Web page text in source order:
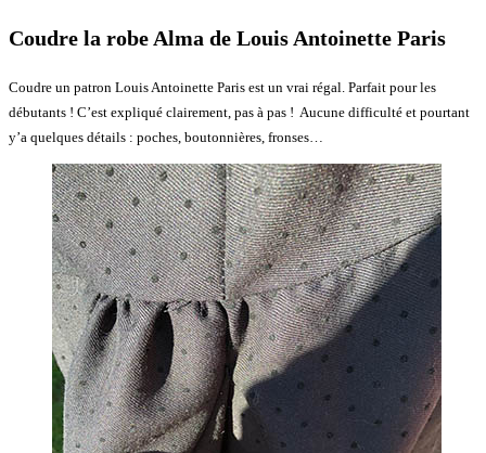
Coudre la robe Alma de Louis Antoinette Paris
Coudre un patron Louis Antoinette Paris est un vrai régal. Parfait pour les
débutants ! C’est expliqué clairement, pas à pas ! Aucune difficulté et pourtant
y’a quelques détails : poches, boutonnières, fronses…